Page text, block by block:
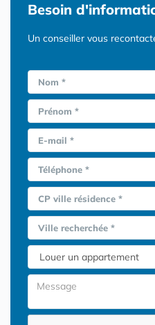
Besoin
Un conseiller vous
Nom *
Prénom *
E-mail *
Téléphone *
CP ville résidence *
Ville recherchée *